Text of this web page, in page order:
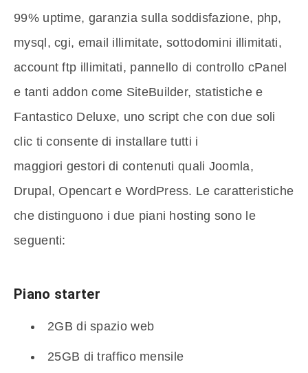
99% uptime, garanzia sulla soddisfazione, php,
mysql, cgi, email illimitate, sottodomini illimitati,
account ftp illimitati, pannello di controllo cPanel
e tanti addon come SiteBuilder, statistiche e
Fantastico Deluxe, uno script che con due soli
clic ti consente di installare tutti i
maggiori gestori di contenuti quali Joomla,
Drupal, Opencart e WordPress. Le caratteristiche
che distinguono i due piani hosting sono le
seguenti:
Piano starter
2GB di spazio web
25GB di traffico mensile